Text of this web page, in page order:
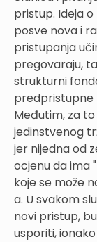
pristup. Ideja
posve nova i
pristupanja
pregovaraju,
strukturni
predpristupne
Međutim, za
jedinstvenog
jer nijedna od
ocjenu da ima
koje se može
a. U svakom
novi pristup,
usporiti,